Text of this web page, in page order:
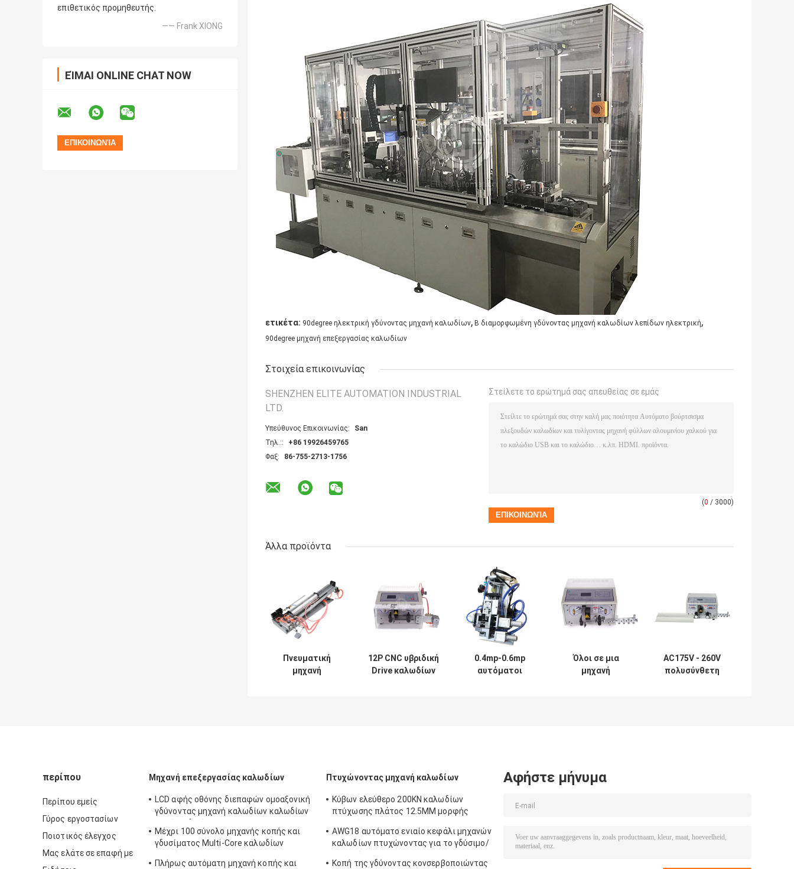
επιθετικός προμηθευτής.
—— Frank XIONG
ΕΊΜΑΙ ONLINE CHAT NOW
ετικέτα: 90degree ηλεκτρική γδύνοντας μηχανή καλωδίων, Β διαμορφωμένη γδύνοντας μηχανή καλωδίων λεπίδων ηλεκτρική,
90degree μηχανή επεξεργασίας καλωδίων
Στοιχεία επικοινωνίας
SHENZHEN ELITE AUTOMATION INDUSTRIAL
LTD.
Υπεύθυνος Επικοινωνίας:
San
Τηλ.::
+86 19926459765
Φαξ:
86-755-2713-1756
Στείλετε το ερώτημά σας απευθείας σε εμάς
(0 / 3000)
Άλλα προϊόντα
Πνευματική
μηχανή
12P CNC υβριδική
Drive καλωδίων
0.4mp-0.6mp
αυτόματοι
Όλοι σε μια
μηχανή
AC175V - 260V
πολυσύνθετη
περίπου
Περίπου εμείς
Γύρος εργοστασίων
Ποιοτικός έλεγχος
Μας ελάτε σε επαφή με
Μηχανή επεξεργασίας καλωδίων
LCD αφής οθόνης διεπαφών ομοαξονική
γδύνοντας μηχανή καλωδίων καλωδίων
ενιαία ειδική
Μέχρι 100 σύνολο μηχανής κοπής και
γδυσίματος Multi-Core καλωδίων
Πλήρως αυτόματη μηχανή κοπής και
Πτυχώνοντας μηχανή καλωδίων
Κύβων ελεύθερο 200KN καλωδίων
πτύχωσης πλάτος 12.5MM μορφής
AWG18 αυτόματο ενιαίο κεφάλι μηχανών
καλωδίων πτυχώνοντας για το γδύσιμο/
Κοπή της γδύνοντας κονσερβοποιώντας
Αφήστε μήνυμα